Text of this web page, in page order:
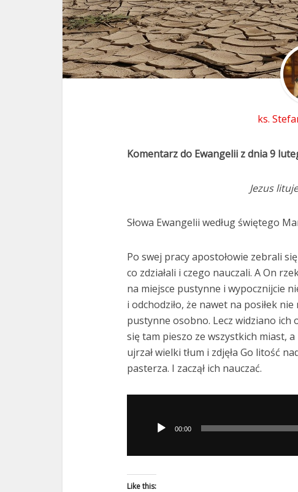
ks.
Komentarz do Ewangelii z dnia 9
Jezus
Słowa Ewangelii według świętego
Po swej pracy apostołowie zebrali
co zdziałali i czego nauczali. A On
na miejsce pustynne i wypocznijcie
i odchodziło, że nawet na posiłek nie
pustynne osobno. Lecz widziano ich
się tam pieszo ze wszystkich miast, a
ujrzał wielki tłum i zdjęła Go litość
pasterza. I zaczął ich nauczać.
dźwiękowych
00:00
Like this: